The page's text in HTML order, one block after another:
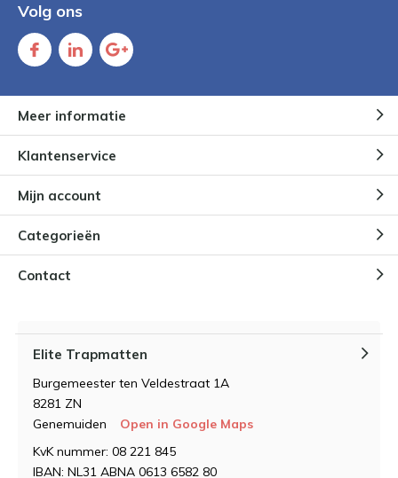
Volg ons
Meer informatie
Klantenservice
Mijn account
Categorieën
Contact
Elite Trapmatten
Burgemeester ten Veldestraat 1A
8281 ZN
Genemuiden
Open in Google Maps
KvK nummer: 08 221 845
IBAN: NL31 ABNA 0613 6582 80